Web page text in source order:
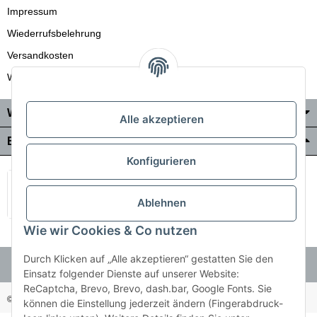
Impressum
Wiederrufsbelehrung
Versandkosten
Wir liefern auch in die Schweiz
Wo Sie uns finden
Bezahlung & Versand
© Holzner-Trading GmbH&Co KG Besucherzähler: 3512485
Alle akzeptieren
Konfigurieren
Ablehnen
Wie wir Cookies & Co nutzen
Durch Klicken auf „Alle akzeptieren“ gestatten Sie den
Einsatz folgender Dienste auf unserer Website:
ReCaptcha, Brevo, Brevo, dash.bar, Google Fonts. Sie
können die Einstellung jederzeit ändern (Fingerabdruck-